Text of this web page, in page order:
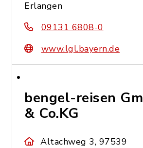
Erlangen
09131 6808-0
www.lgl.bayern.de
bengel-reisen
& Co.KG
Altachweg 3, 97539